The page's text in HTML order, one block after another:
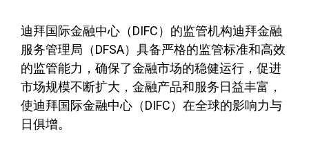
迪拜国际金融中心（DIFC）的监管机构迪拜金融
服务管理局（DFSA）具备严格的监管标准和高效
的监管能力，确保了金融市场的稳健运行，促进
市场规模不断扩大，金融产品和服务日益丰富，
使迪拜国际金融中心（DIFC）在全球的影响力与
日俱增。